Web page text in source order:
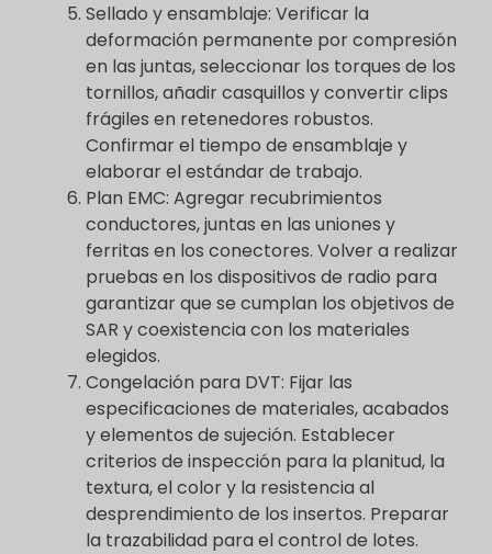
Sellado y ensamblaje: Verificar la
deformación permanente por compresión
en las juntas, seleccionar los torques de los
tornillos, añadir casquillos y convertir clips
frágiles en retenedores robustos.
Confirmar el tiempo de ensamblaje y
elaborar el estándar de trabajo.
Plan EMC: Agregar recubrimientos
conductores, juntas en las uniones y
ferritas en los conectores. Volver a realizar
pruebas en los dispositivos de radio para
garantizar que se cumplan los objetivos de
SAR y coexistencia con los materiales
elegidos.
Congelación para DVT: Fijar las
especificaciones de materiales, acabados
y elementos de sujeción. Establecer
criterios de inspección para la planitud, la
textura, el color y la resistencia al
desprendimiento de los insertos. Preparar
la trazabilidad para el control de lotes.